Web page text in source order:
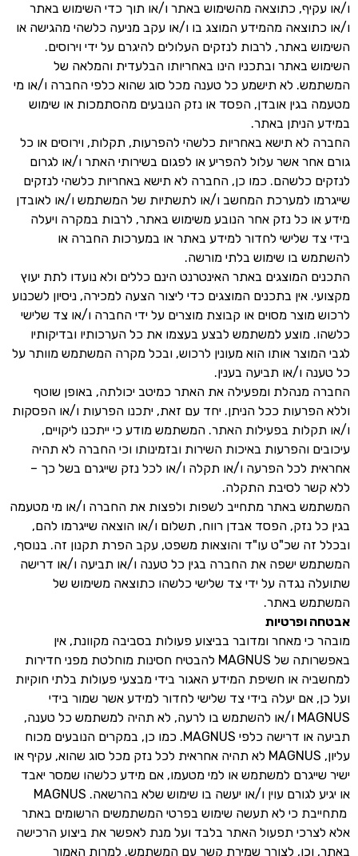
ו/או עקיף, כתוצאה מהשימוש באתר ו/או תוך כדי השימוש באתר
ו/או כתוצאה מהמידע המוצג בו ו/או עקב מניעה כלשהי מהגישה או
השימוש באתר, לרבות לנזקים העלולים להיגרם על ידי וירוסים.
השימוש באתר ובתכניו הינו באחריותו הבלעדית והמלאה של
המשתמש. לא תישמע כל טענה מכל סוג שהוא כלפי החברה ו/או מי
מטעמה בגין אובדן, הפסד או נזק הנובעים מהסתמכות או שימוש
במידע הניתן באתר.
החברה לא תישא באחריות כלשהי להפרעות, תקלות, וירוסים או כל
גורם אחר אשר עלול להפריע או לפגום בשירותי האתר ו/או לגרום
לנזקים כלשהם. כמו כן, החברה לא תישא באחריות כלשהי לנזקים
שייגרמו למערכת המחשב ו/או לתשתיות של המשתמש ו/או לאובדן
מידע או כל נזק אחר הנובע משימוש באתר, לרבות במקרה ויעלה
בידי צד שלישי לחדור למידע באתר או במערכות החברה או
להשתמש בו שימוש בלתי מורשה.
התכנים המוצגים באתר האינטרנט הינם כללים ולא נועדו לתת יעוץ
מקצועי. אין בתכנים המוצגים כדי ליצור הצעה למכירה, ניסיון לשכנוע
לרכוש מוצר מסוים או קבוצת מוצרים על ידי החברה ו/או צד שלישי
כלשהו. מוצע למשתמש לבצע בעצמו את כל הערכותיו ובדיקותיו
לגבי המוצר אותו הוא מעונין לרכוש, ובכל מקרה המשתמש מוותר על
כל טענה ו/או תביעה בענין.
החברה מנהלת ומפעילה את האתר כמיטב יכולתה, באופן שוטף
וללא הפרעות ככל הניתן. יחד עם זאת, יתכנו הפרעות ו/או הפסקות
ו/או תקלות בפעילות האתר. המשתמש מודע כי ייתכנו ליקויים,
עיכובים והפרעות באיכות השירות ובזמינותו וכי החברה לא תהיה
אחראית לכל הפרעה ו/או תקלה ו/או לכל נזק שייגרם בשל כך –
ללא קשר לסיבת התקלה.
המשתמש באתר מתחייב לשפות ולפצות את החברה ו/או מי מטעמה
בגין כל נזק, הפסד אבדן רווח, תשלום ו/או הוצאה שייגרמו להם,
ובכלל זה שכ"ט עו"ד והוצאות משפט, עקב הפרת תקנון זה. בנוסף,
המשתמש ישפה את החברה בגין כל טענה ו/או תביעה ו/או דרישה
שתועלה נגדה על ידי צד שלישי כלשהו כתוצאה משימוש של
המשתמש באתר.
אבטחה ופרטיות
מובהר כי מאחר ומדובר בביצוע פעולות בסביבה מקוונת, אין
באפשרותה של MAGNUS להבטיח חסינות מוחלטת מפני חדירות
למחשביה או חשיפת המידע האגור בידי מבצעי פעולות בלתי חוקיות
ועל כן, אם יעלה בידי צד שלישי לחדור למידע אשר שמור בידי
MAGNUS ו/או להשתמש בו לרעה, לא תהיה למשתמש כל טענה,
תביעה או דרישה כלפי MAGNUS. כמו כן, במקרים הנובעים מכוח
עליון, MAGNUS לא תהיה אחראית לכל נזק מכל סוג שהוא, עקיף או
ישיר שייגרם למשתמש או למי מטעמו, אם מידע כלשהו שמסר יאבד
או יגיע לגורם עוין ו/או יעשה בו שימוש שלא בהרשאה. MAGNUS
מתחייבת כי לא תעשה שימוש בפרטי המשתמשים הרשומים באתר
אלא לצרכי תפעול האתר בלבד ועל מנת לאפשר את ביצוע הרכישה
באתר, וכן, לצורך שמירת קשר עם המשתמש. למרות האמור